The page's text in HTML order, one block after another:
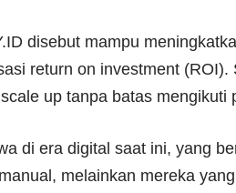
disebut mampu
return on investment
up tanpa batas mengikuti
di era digital saat ini, yang
melainkan mereka